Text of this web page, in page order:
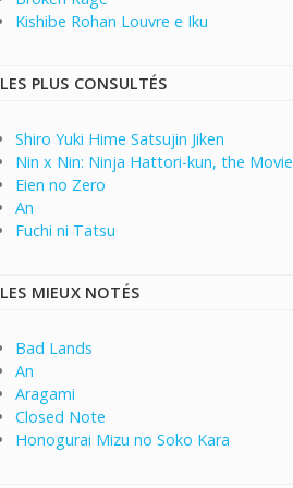
Kishibe Rohan Louvre e Iku
LES PLUS CONSULTÉS
Shiro Yuki Hime Satsujin Jiken
Nin x Nin: Ninja Hattori-kun, the Movie
Eien no Zero
An
Fuchi ni Tatsu
LES MIEUX NOTÉS
Bad Lands
An
Aragami
Closed Note
Honogurai Mizu no Soko Kara